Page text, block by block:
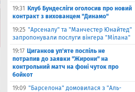
19:31
Клуб Бундесліги оголосив про новий
контракт з вихованцем "Динамо"
19:25 "Арсеналу" та "Манчестер Юнайтед"
запропонували послуги вінгера "Мілана"
19:17 Циганков уп'яте поспіль не
потрапив до заявки "Жирони" на
контрольний матч на фоні чуток про
бойкот
19:09 "Барселона" домовилася з "Аль-